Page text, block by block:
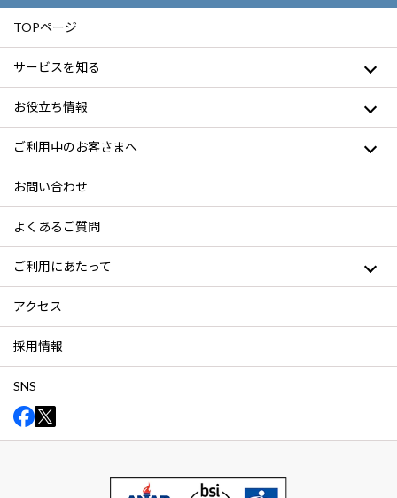
TOPページ
サービスを知る
お役立ち情報
ご利用中のお客さまへ
お問い合わせ
よくあるご質問
ご利用にあたって
アクセス
採用情報
SNS